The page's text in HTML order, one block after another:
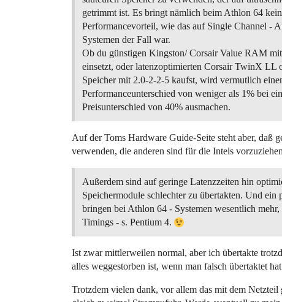
getrimmt ist. Es bringt nämlich beim Athlon 64
Performancevorteil, wie das auf Single Channel -
Systemen der Fall war.
Ob du günstigen Kingston/ Corsair Value RAM
einsetzt, oder latenzoptimierten Corsair TwinX LL
Speicher mit 2.0-2-2-5 kaufst, wird vermutlich
Performanceunterschied von weniger als 1% bei
Preisunterschied von 40% ausmachen.
Auf der Toms Hardware Guide-Seite steht aber, daß
verwenden, die anderen sind für die Intels
Außerdem sind auf geringe Latenzzeiten hin
Speichermodule schlechter zu übertakten. Und ein
bringen bei Athlon 64 - Systemen wesentlich mehr,
Timings - s. Pentium 4.
Ist zwar mittlerweilen normal, aber ich übertakte
alles weggestorben ist, wenn man falsch übertaktet
Trotzdem vielen dank, vor allem das mit dem